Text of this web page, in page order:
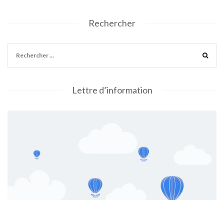
Rechercher
Lettre d’information